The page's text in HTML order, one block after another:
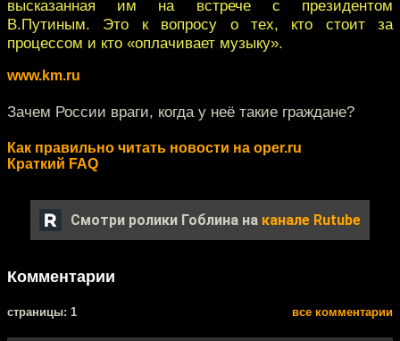
высказанная им на встрече с президентом
В.Путиным. Это к вопросу о тех, кто стоит за
процессом и кто «оплачивает музыку».
www.km.ru
Зачем России враги, когда у неё такие граждане?
Как правильно читать новости на oper.ru
Краткий FAQ
Смотри ролики Гоблина на канале Rutube
Комментарии
cтраницы: 1 все комментарии